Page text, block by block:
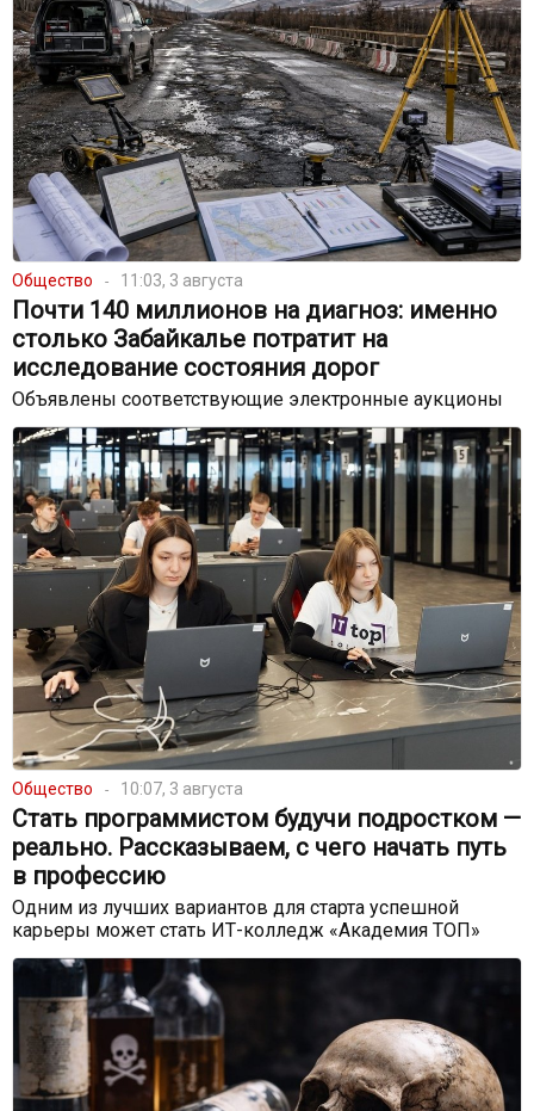
Общество 11:03, 3 августа
Почти 140 миллионов на диагноз: именно
столько Забайкалье потратит на
исследование состояния дорог
Объявлены соответствующие электронные аукционы
Общество 10:07, 3 августа
Стать программистом будучи подростком —
реально. Рассказываем, с чего начать путь
в профессию
Одним из лучших вариантов для старта успешной
карьеры может стать ИТ-колледж «Академия ТОП»